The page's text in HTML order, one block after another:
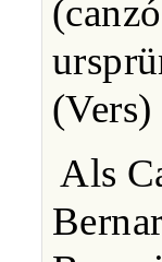
(Vers)
Als